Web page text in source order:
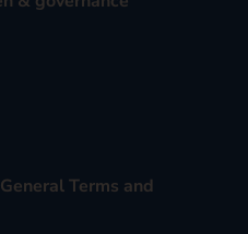
Terms and